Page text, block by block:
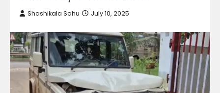
Shashikala Sahu July 10, 2025